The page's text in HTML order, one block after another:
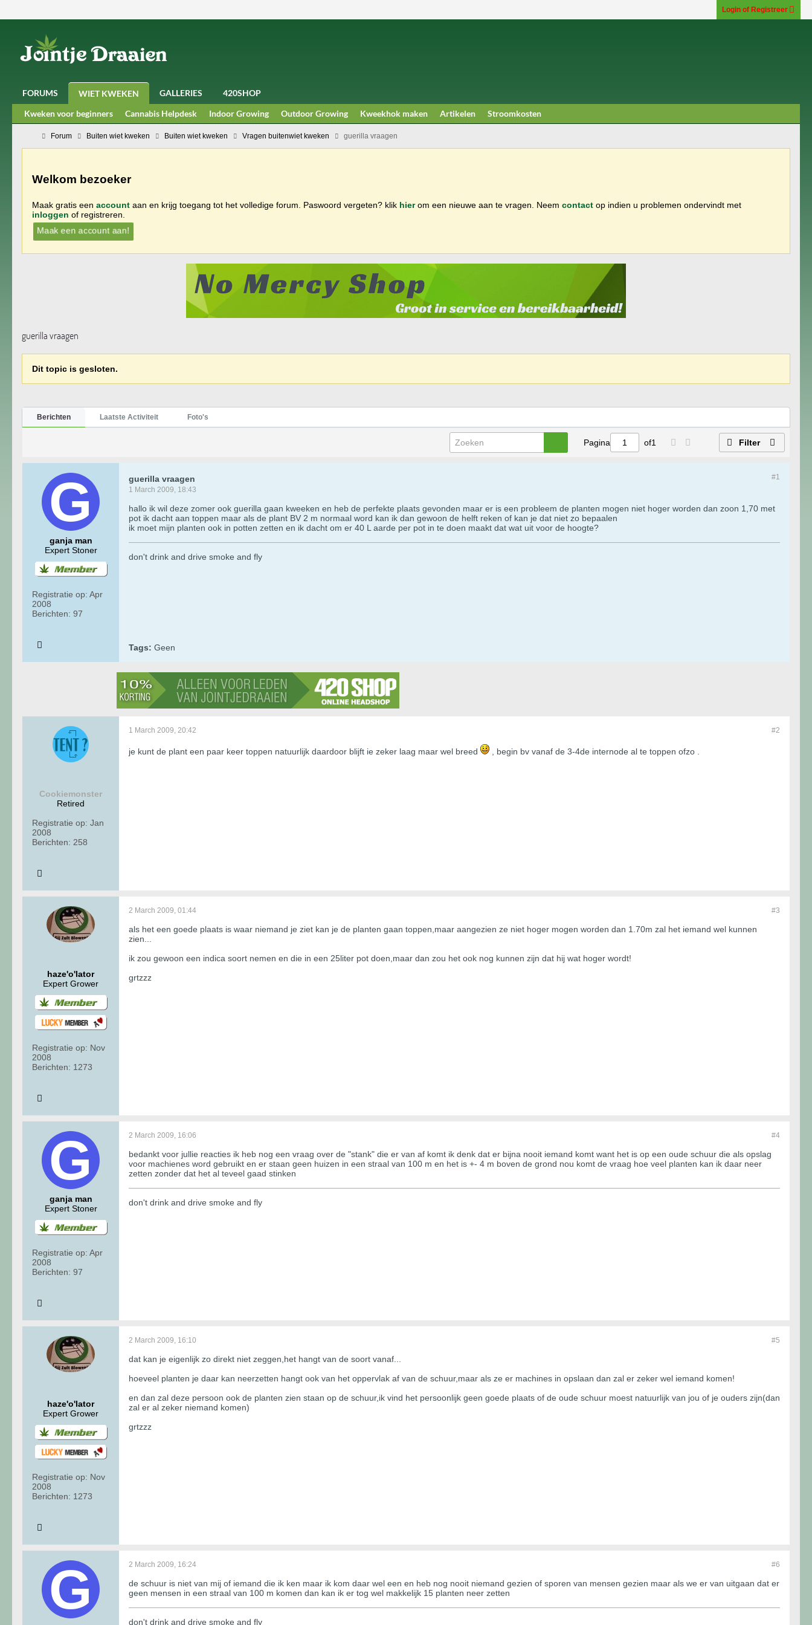
Login of Registreer
FORUMS WIET KWEKEN GALLERIES
420SHOP
Kweken voor beginners
Cannabis Helpdesk Indoor Growing Outdoor Growing Kweekhok maken Artikelen Stroomkosten
Forum Buiten wiet kweken Buiten wiet kweken Vragen buitenwiet kweken guerilla vraagen
Welkom bezoeker
Maak gratis een account aan en krijg toegang tot het volledige forum. Paswoord vergeten? klik hierom een nieuwe aan te vragen. Neem contact op indien u problemen ondervindt met
inloggen of registreren.
Maak een account aan!
guerilla vraagen
Dit topic is gesloten.
Berichten Laatste Activiteit Foto's
Pagina of1 Filter
ganja man
Expert Stoner
Registratie op: Apr
2008
Berichten: 97
#1
guerilla vraagen
1 March 2009, 18:43
hallo ik wil deze zomer ook guerilla gaan kweeken en heb de perfekte plaats gevonden maar er is een probleem de planten mogen niet hoger worden dan zoon 1,70 met
pot ik dacht aan toppen maar als de plant BV 2 m normaal word kan ik dan gewoon de helft reken of kan je dat niet zo bepaalen
ik moet mijn planten ook in potten zetten en ik dacht om er 40 L aarde per pot in te doen maakt dat wat uit voor de hoogte?
don't drink and drive smoke and fly
Tags: Geen
Cookiemonster
Retired
Registratie op: Jan
2008
Berichten: 258
#2
1 March 2009, 20:42
je kunt de plant een paar keer toppen natuurlijk daardoor blijft ie zeker laag maar wel breed , begin bv vanaf de 3-4de internode al te toppen ofzo .
haze'o'lator
Expert Grower
Registratie op: Nov
2008
Berichten: 1273
#3
2 March 2009, 01:44
als het een goede plaats is waar niemand je ziet kan je de planten gaan toppen,maar aangezien ze niet hoger mogen worden dan 1.70m zal het iemand wel kunnen
zien...
ik zou gewoon een indica soort nemen en die in een 25liter pot doen,maar dan zou het ook nog kunnen zijn dat hij wat hoger wordt!
grtzzz
ganja man
Expert Stoner
Registratie op: Apr
2008
Berichten: 97
#4
2 March 2009, 16:06
bedankt voor jullie reacties ik heb nog een vraag over de "stank" die er van af komt ik denk dat er bijna nooit iemand komt want het is op een oude schuur die als opslag
voor machienes word gebruikt en er staan geen huizen in een straal van 100 m en het is +- 4 m boven de grond nou komt de vraag hoe veel planten kan ik daar neer
zetten zonder dat het al teveel gaad stinken
don't drink and drive smoke and fly
haze'o'lator
Expert Grower
Registratie op: Nov
2008
Berichten: 1273
#5
2 March 2009, 16:10
dat kan je eigenlijk zo direkt niet zeggen,het hangt van de soort vanaf...
hoeveel planten je daar kan neerzetten hangt ook van het oppervlak af van de schuur,maar als ze er machines in opslaan dan zal er zeker wel iemand komen!
en dan zal deze persoon ook de planten zien staan op de schuur,ik vind het persoonlijk geen goede plaats of de oude schuur moest natuurlijk van jou of je ouders zijn(dan
zal er al zeker niemand komen)
grtzzz
#6
2 March 2009, 16:24
de schuur is niet van mij of iemand die ik ken maar ik kom daar wel een en heb nog nooit niemand gezien of sporen van mensen gezien maar als we er van uitgaan dat er
geen mensen in een straal van 100 m komen dan kan ik er tog wel makkelijk 15 planten neer zetten
don't drink and drive smoke and fly